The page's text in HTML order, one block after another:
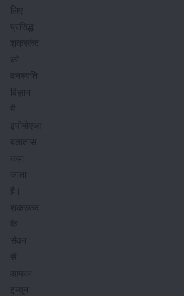
लिए
प्रसिद्ध
शकरकंद
को
वनस्पति
विज्ञान
में
इपोमोएआ
वतातास
कहा
जाता
है।
शकरकंद
के
सेवन
से
आपका
इम्यून